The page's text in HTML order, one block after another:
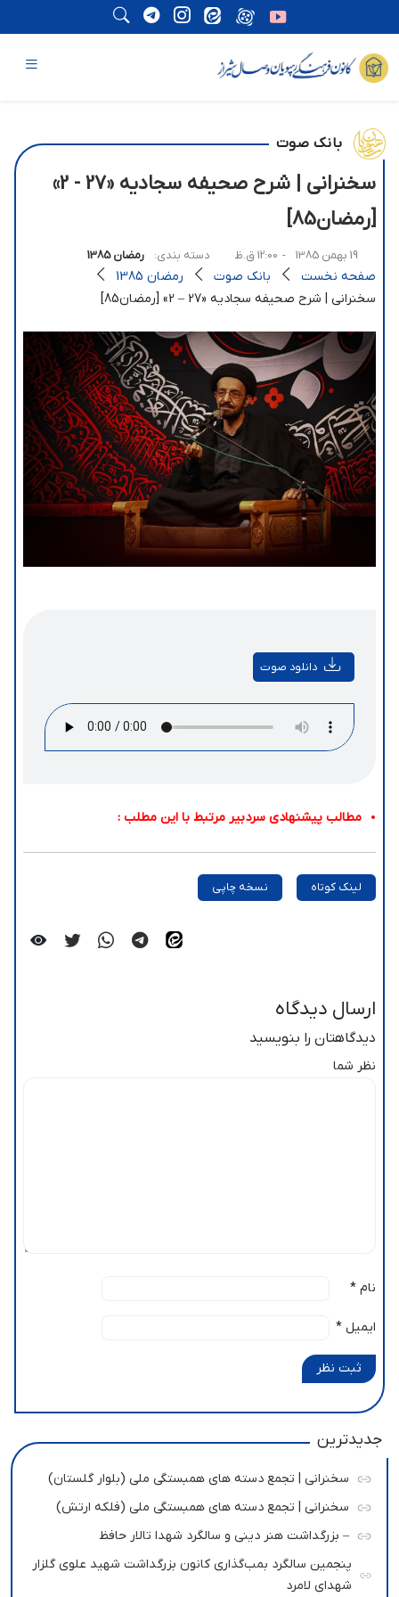
بانک صوت
سخنرانی | شرح صحیفه سجادیه «27 - 2»
[رمضان85]
19 بهمن 1385 - 12:00 ق.ظ دسته بندی: رمضان 1385
صفحه نخست بانک صوت
رمضان 1385
سخنرانی | شرح صحیفه سجادیه «27 – 2» [رمضان85]
دانلود صوت
مطالب پیشنهادی سردبیر مرتبط با این مطلب :
لینک کوتاه نسخه چاپی
ارسال دیدگاه
دیدگاهتان را بنویسید
نظر شما
نام *
ایمیل *
ثبت نظر
جدیدترین
سخنرانی | تجمع دسته های همبستگی ملی (بلوار گلستان)
سخنرانی | تجمع دسته های همبستگی ملی (فلکه ارتش)
– بزرگداشت هنر دینی و سالگرد شهدا تالار حافظ
پنجمین سالگرد بمب‌گذاری کانون بزرگداشت شهید علوی گلزار
شهدای لامرد